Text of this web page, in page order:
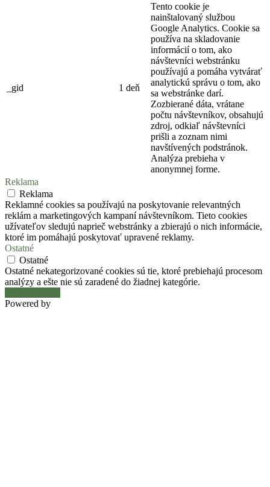
_gid 1 deň
Tento cookie je
nainštalovaný službou
Google Analytics. Cookie sa
používa na skladovanie
informácií o tom, ako
návštevníci webstránku
používajú a pomáha vytvárať
analytickú správu o tom, ako
sa webstránke darí.
Zozbierané dáta, vrátane
počtu návštevníkov, obsahujú
zdroj, odkiaľ návštevníci
prišli a zoznam nimi
navštívených podstránok.
Analýza prebieha v
anonymnej forme.
Reklama
Reklama
Reklamné cookies sa používajú na poskytovanie relevantných
reklám a marketingových kampaní návštevníkom. Tieto cookies
užívateľov sledujú naprieč webstránky a zbierajú o nich informácie,
ktoré im pomáhajú poskytovať upravené reklamy.
Ostatné
Ostatné
Ostatné nekategorizované cookies sú tie, ktoré prebiehajú procesom
analýzy a ešte nie sú zaradené do žiadnej kategórie.
Powered by